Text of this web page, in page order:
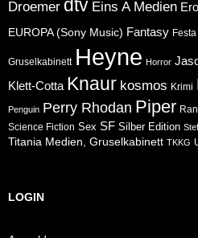
Droemer dtv Eins A Medien
EUROPA (Sony Music) Fantasy Festa
Gruselkabinett Heyne Horror
Klett-Cotta Knaur kosmos Krimi
Penguin Perry Rhodan Piper
Science Fiction Sex SF Silber Edition
Titania Medien, Gruselkabinett TKKG
LOGIN